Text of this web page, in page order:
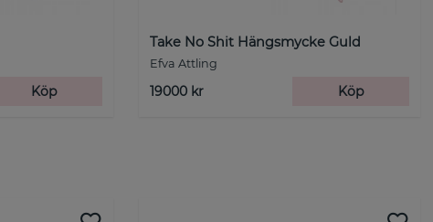
Köp
Take No Shit Hängsmycke Guld
Efva Attling
19000 kr Köp